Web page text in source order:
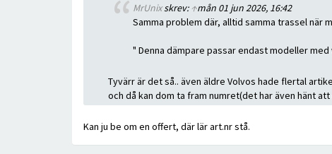
MrUnixskrev:↑mån 01 jun 2026, 16:42
Samma problem där, alltid samma trassel när
" Denna dämpare passar endast modeller
Tyvärr är det så.. även äldre Volvos hade flertal
och då kan dom ta fram numret(det har även hänt
Kan ju be om en offert, där lär art.nr stå.